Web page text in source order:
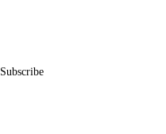
Subscribe